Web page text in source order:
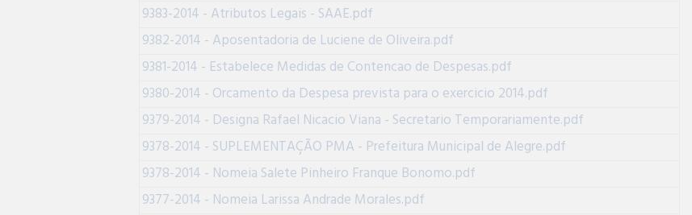
9383-2014 - Atributos Legais - SAAE.pdf
9382-2014 - Aposentadoria de Luciene de Oliveira.pdf
9381-2014 - Estabelece Medidas de Contencao de Despesas.pdf
9380-2014 - Orcamento da Despesa prevista para o exercicio 2014.pdf
9379-2014 - Designa Rafael Nicacio Viana - Secretario Temporariamente.pdf
9378-2014 - SUPLEMENTAÇÃO PMA - Prefeitura Municipal de Alegre.pdf
9378-2014 - Nomeia Salete Pinheiro Franque Bonomo.pdf
9377-2014 - Nomeia Larissa Andrade Morales.pdf